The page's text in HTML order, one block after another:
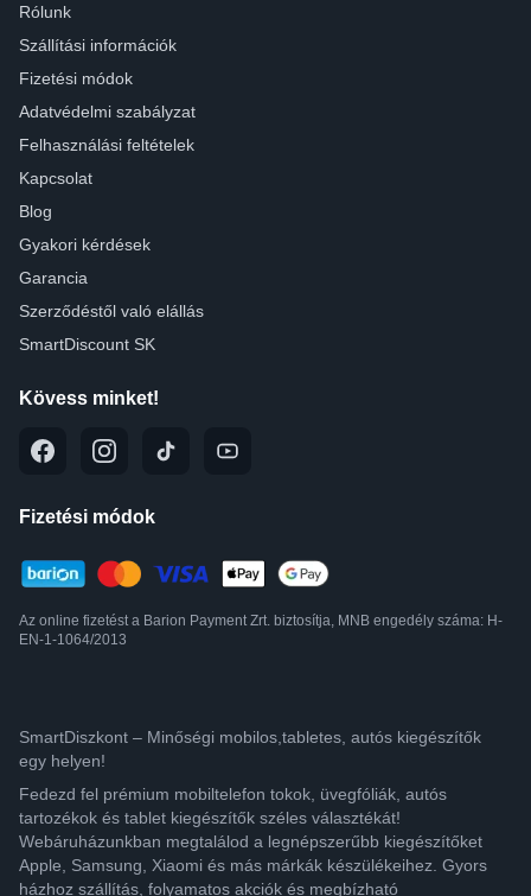
Rólunk
Szállítási információk
Fizetési módok
Adatvédelmi szabályzat
Felhasználási feltételek
Kapcsolat
Blog
Gyakori kérdések
Garancia
Szerződéstől való elállás
SmartDiscount SK
Kövess minket!
Fizetési módok
Az online fizetést a Barion Payment Zrt. biztosítja, MNB engedély száma: H-
EN-1-1064/2013
SmartDiszkont – Minőségi mobilos,tabletes, autós kiegészítők
egy helyen!
Fedezd fel prémium mobiltelefon tokok, üvegfóliák, autós
tartozékok és tablet kiegészítők széles választékát!
Webáruházunkban megtalálod a legnépszerűbb kiegészítőket
Apple, Samsung, Xiaomi és más márkák készülékeihez. Gyors
házhoz szállítás, folyamatos akciók és megbízható